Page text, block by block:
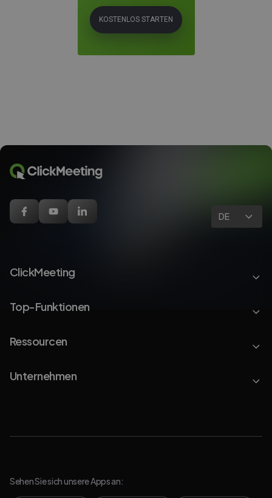
KOSTENLOS STARTEN
DE
ClickMeeting
Top-Funktionen
Ressourcen
Unternehmen
Sehen Sie sich unsere Apps an: